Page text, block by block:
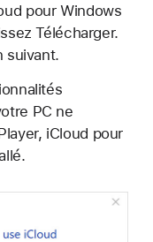
pour Windows
Télécharger.
suivant.
PC ne
iCloud pour